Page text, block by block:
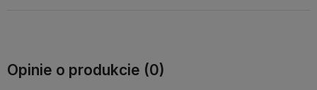
Opinie o produkcie (0)